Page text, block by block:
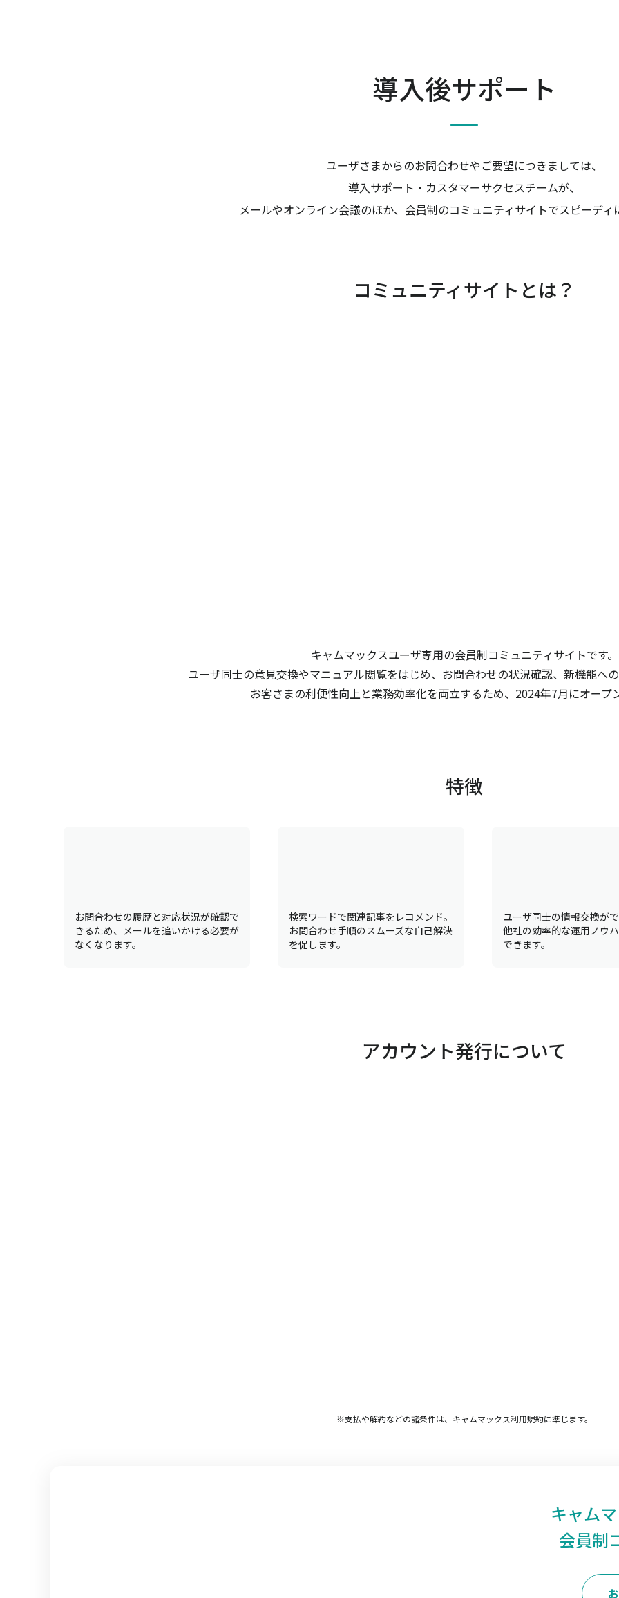
導入後サポート
ユーザさまからのお問合わせやご要望につきましては、
導入サポート・カスタマーサクセスチームが、
メールやオンライン会議のほか、会員制のコミュニティサイトでスピーディ
コミュニティサイトとは？
キャムマックスユーザ専用の会員制コミュニティサイトです。
ユーザ同士の意見交換やマニュアル閲覧をはじめ、お問合わせの状況確認、新機能へ
お客さまの利便性向上と業務効率化を両立するため、2024年7月にオープ
特徴
お問合わせの履歴と対応状況が確認で
きるため、メールを追いかける必要が
なくなります。
検索ワードで関連記事をレコメンド。
お問合わせ手順のスムーズな自己解決
を促します。
ユーザ同士の情報交換がで
他社の効率的な運用ノウ
できます。
アカウント発行について
※支払や解約などの諸条件は、キャムマックス利用規約に準じます。
キャム
会員制